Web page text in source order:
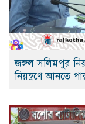
জঙ্গল সলিমপুর
নিয়ন্ত্রণে আনতে